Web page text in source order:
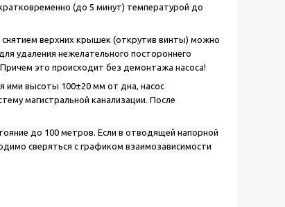
(до 5 минут) температурой до
снятием верхних крышек (открутив винты) можно
удаления нежелательного постороннего
это происходит без демонтажа насоса!
ими высоты 100±20 мм от дна, насос
магистральной канализации. После
до 100 метров. Если в отводящей напорной
сверяться с графиком взаимозависимости